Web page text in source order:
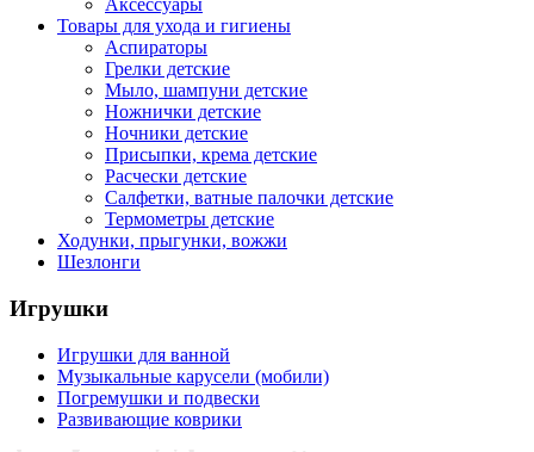
Аксессуары
Товары для ухода и гигиены
Аспираторы
Грелки детские
Мыло, шампуни детские
Ножнички детские
Ночники детские
Присыпки, крема детские
Расчески детские
Салфетки, ватные палочки детские
Термометры детские
Ходунки, прыгунки, вожжи
Шезлонги
Игрушки
Игрушки для ванной
Музыкальные карусели (мобили)
Погремушки и подвески
Развивающие коврики